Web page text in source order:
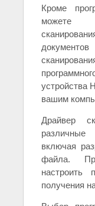
Кроме
можете
устройства
вашим
Драйвер
включая
файла.
настроить
получения